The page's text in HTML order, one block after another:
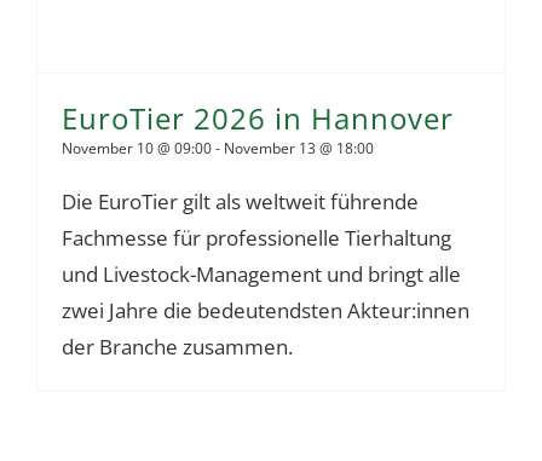
EuroTier 2026 in Hannover
November 10 @ 09:00- November 13 @ 18:00
Die EuroTier gilt als weltweit führende
Fachmesse für professionelle Tierhaltung
und Livestock-Management und bringt alle
zwei Jahre die bedeutendsten Akteur:innen
der Branche zusammen.